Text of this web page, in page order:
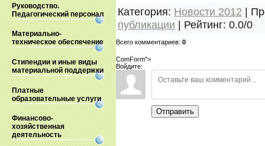
Руководство.
Педагогический персонал
Материально-
техническое обеспечение
Стипендии и иные виды
материальной поддержки
Платные
образовательные услуги
Финансово-
хозяйственная
деятельность
Категория: Новости 2012 |
публикации | Рейтинг: 0.0/0
Всего комментариев: 0
ComForm">
Войдите:
Отправить